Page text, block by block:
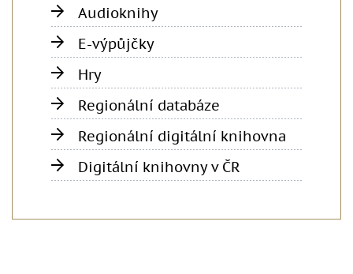
Audioknihy
E-výpůjčky
Hry
Regionální databáze
Regionální digitální knihovna
Digitální knihovny v ČR